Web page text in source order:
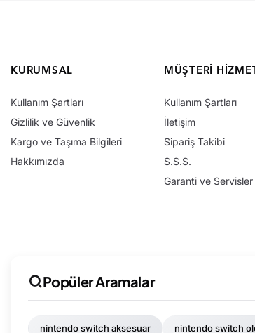
KURUMSAL
Kullanım Şartları
Gizlilik ve Güvenlik
Kargo ve Taşıma Bilgileri
Hakkımızda
MÜŞTERI
Kullanım Şartları
İletişim
Sipariş Takibi
S.S.S.
Garanti ve Servisler
Popüler Aramalar
nintendo switch aksesuar nintendo switch